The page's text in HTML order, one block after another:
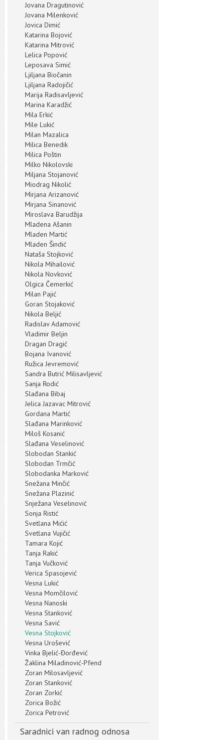
Jovana Dragutinović
Jovana Milenković
Jovica Dimić
Katarina Bojović
Katarina Mitrović
Lelica Popović
Leposava Simić
Ljiljana Biočanin
Ljiljana Radojičić
Marija Radisavljević
Marina Karadžić
Mila Erkić
Mile Lukić
Milan Mazalica
Milica Benedik
Milica Poštin
Milko Nikolovski
Miljana Stojanović
Miodrag Nikolić
Mirjana Arizanović
Mirjana Sinanović
Miroslava Barudžija
Mladena Ašanin
Mladen Martić
Mladen Šindić
Nataša Stojković
Nikola Mihailović
Nikola Novković
Olgica Čemerkić
Milan Pajić
Goran Stojaković
Nikola Beljić
Radislav Adamović
Vladimir Beljin
Dragan Dragić
Bojana Ivanović
Ružica Jevremović
Sandra Butrić Milisavljević
Sanja Rodić
Slađana Bibaj
Jelica Jazavac Mitrović
Gordana Martić
Slađana Marinković
Miloš Kosanić
Slađana Veselinović
Slobodan Stankić
Slobodan Trmčić
Slobodanka Marković
Snežana Minčić
Snežana Plazinić
Snježana Veselinović
Sonja Ristić
Svetlana Mićić
Svetlana Vujičić
Tamara Kojić
Tanja Rakić
Tanja Vučković
Verica Spasojević
Vesna Lukić
Vesna Momčilović
Vesna Nanoski
Vesna Stanković
Vesna Savić
Vesna Stojković
Vesna Urošević
Vinka Bjelić-Đorđević
Žaklina Miladinović-Pfend
Zoran Milosavljević
Zoran Stanković
Zoran Zorkić
Zorica Božić
Zorica Petrović
Saradnici van radnog odnosa